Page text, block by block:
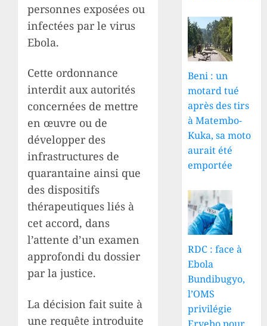
personnes exposées ou
infectées par le virus
Ebola.
Cette ordonnance
interdit aux autorités
concernées de mettre
en œuvre ou de
développer des
infrastructures de
quarantaine ainsi que
des dispositifs
thérapeutiques liés à
cet accord, dans
l’attente d’un examen
approfondi du dossier
par la justice.
La décision fait suite à
une requête introduite
Beni : un
motard tué
après des tirs
à Matembo-
Kuka, sa moto
aurait été
emportée
RDC : face à
Ebola
Bundibugyo,
l’OMS
privilégie